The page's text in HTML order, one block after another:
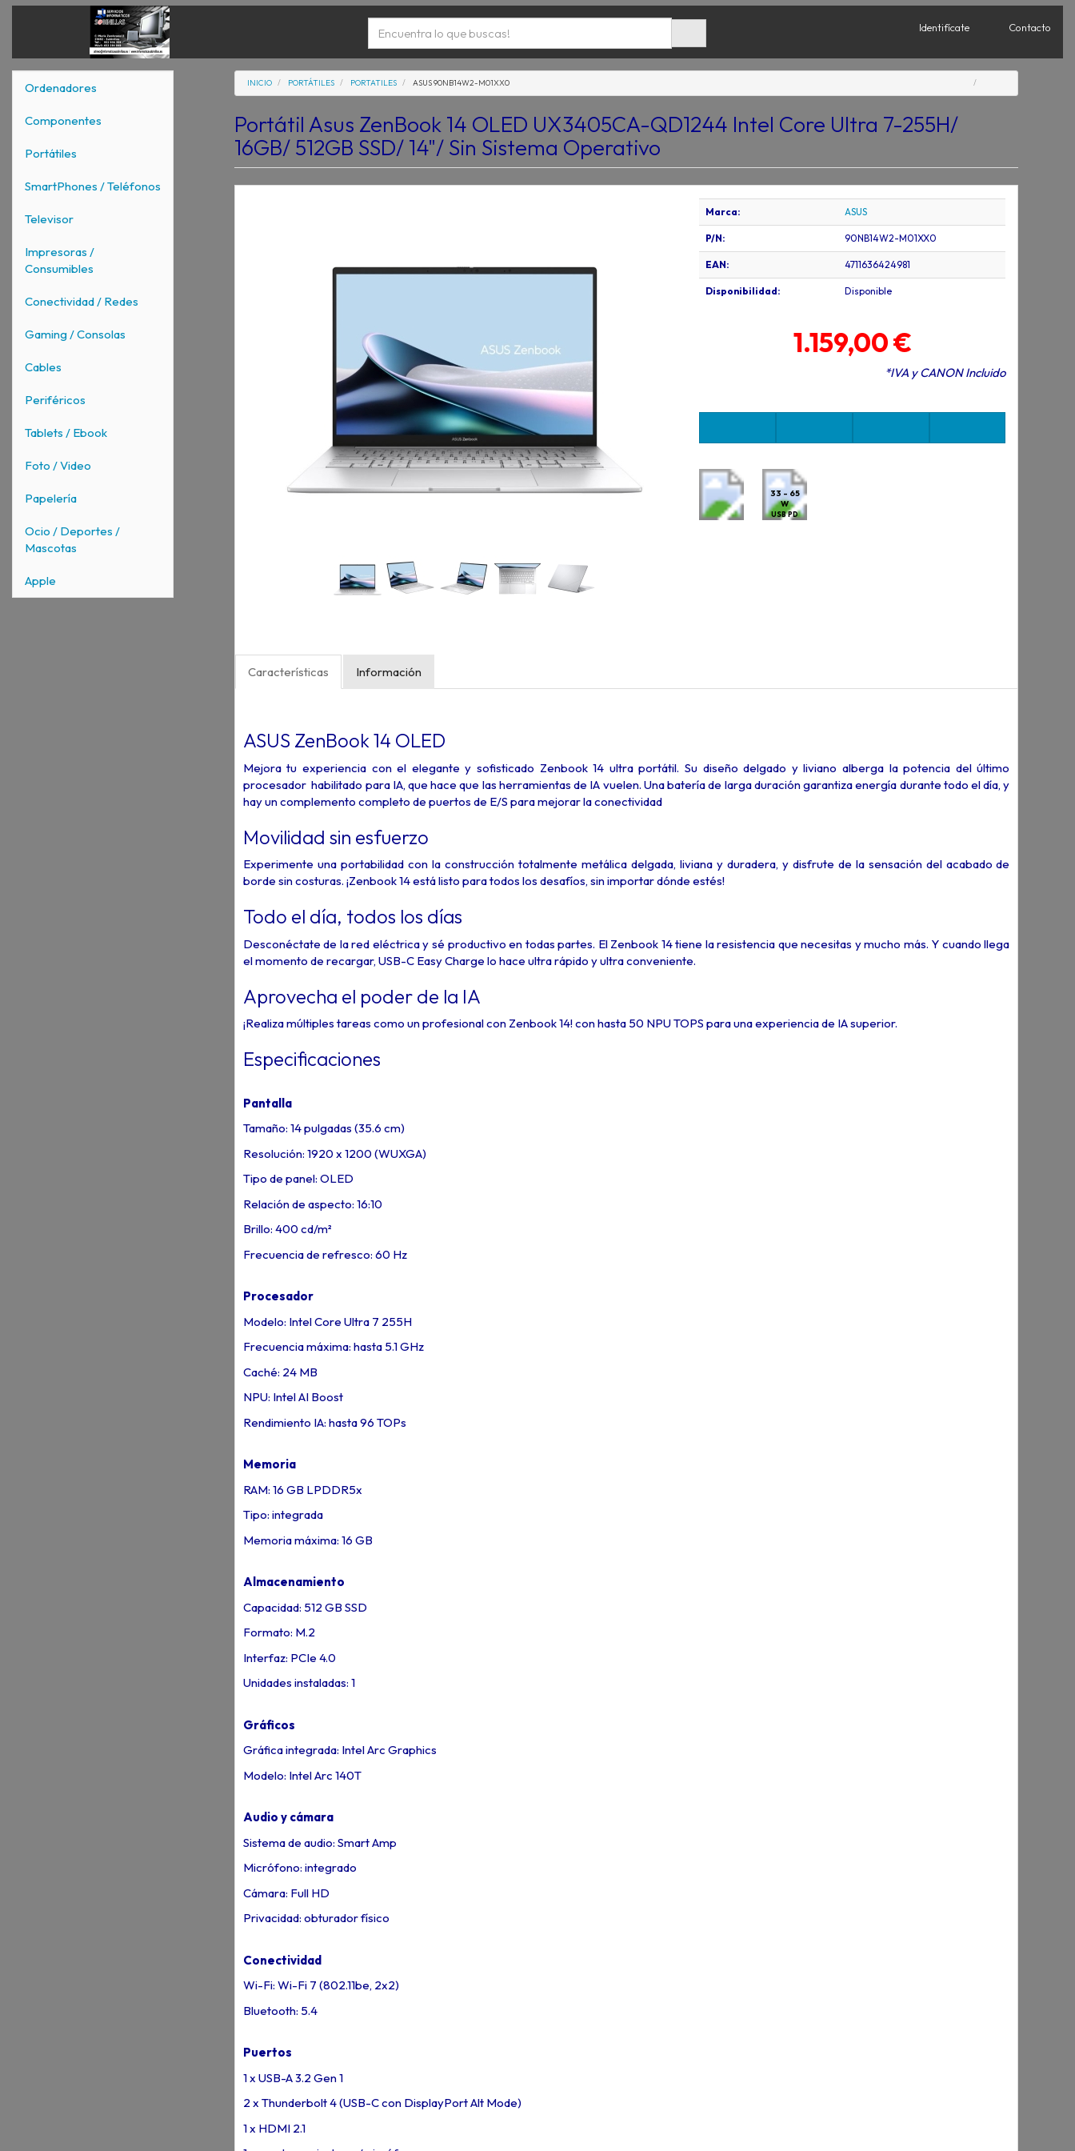
Identifícate Contacto
Ordenadores
Componentes
Portátiles
SmartPhones / Teléfonos
Televisor
Impresoras /
Consumibles
Conectividad / Redes
Gaming / Consolas
Cables
Periféricos
Tablets / Ebook
Foto / Video
Papelería
Ocio / Deportes /
Mascotas
Apple
INICIO PORTÁTILES PORTATILES ASUS 90NB14W2-M01XX0
Portátil Asus ZenBook 14 OLED UX3405CA-QD1244 Intel Core Ultra 7-255H/
16GB/ 512GB SSD/ 14"/ Sin Sistema Operativo
Marca: ASUS
P/N: 90NB14W2-M01XX0
EAN: 4711636424981
Disponibilidad: Disponible
1.159,00 €
*IVA y CANON Incluido
33 - 65
W
USB PD
Características Información
ASUS ZenBook 14 OLED
Mejora tu experiencia con el elegante y sofisticado Zenbook 14 ultra portátil. Su diseño delgado y liviano alberga la potencia del último
procesador habilitado para IA, que hace que las herramientas de IA vuelen. Una batería de larga duración garantiza energía durante todo el día, y
hay un complemento completo de puertos de E/S para mejorar la conectividad
Movilidad sin esfuerzo
Experimente una portabilidad con la construcción totalmente metálica delgada, liviana y duradera, y disfrute de la sensación del acabado de
borde sin costuras. ¡Zenbook 14 está listo para todos los desafíos, sin importar dónde estés!
Todo el día, todos los días
Desconéctate de la red eléctrica y sé productivo en todas partes. El Zenbook 14 tiene la resistencia que necesitas y mucho más. Y cuando llega
el momento de recargar, USB-C Easy Charge lo hace ultra rápido y ultra conveniente.
Aprovecha el poder de la IA
¡Realiza múltiples tareas como un profesional con Zenbook 14! con hasta 50 NPU TOPS para una experiencia de IA superior.
Especificaciones
Pantalla
Tamaño: 14 pulgadas (35.6 cm)
Resolución: 1920 x 1200 (WUXGA)
Tipo de panel: OLED
Relación de aspecto: 16:10
Brillo: 400 cd/m²
Frecuencia de refresco: 60 Hz
Procesador
Modelo: Intel Core Ultra 7 255H
Frecuencia máxima: hasta 5.1 GHz
Caché: 24 MB
NPU: Intel AI Boost
Rendimiento IA: hasta 96 TOPs
Memoria
RAM: 16 GB LPDDR5x
Tipo: integrada
Memoria máxima: 16 GB
Almacenamiento
Capacidad: 512 GB SSD
Formato: M.2
Interfaz: PCIe 4.0
Unidades instaladas: 1
Gráficos
Gráfica integrada: Intel Arc Graphics
Modelo: Intel Arc 140T
Audio y cámara
Sistema de audio: Smart Amp
Micrófono: integrado
Cámara: Full HD
Privacidad: obturador físico
Conectividad
Wi-Fi: Wi-Fi 7 (802.11be, 2x2)
Bluetooth: 5.4
Puertos
1 x USB-A 3.2 Gen 1
2 x Thunderbolt 4 (USB-C con DisplayPort Alt Mode)
1 x HDMI 2.1